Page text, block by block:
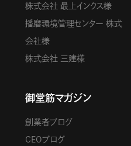
株式会社 最上インクス様
播磨環境管理センター 株式
会社様
株式会社 三建様
御堂筋マガジン
創業者ブログ
CEOブログ